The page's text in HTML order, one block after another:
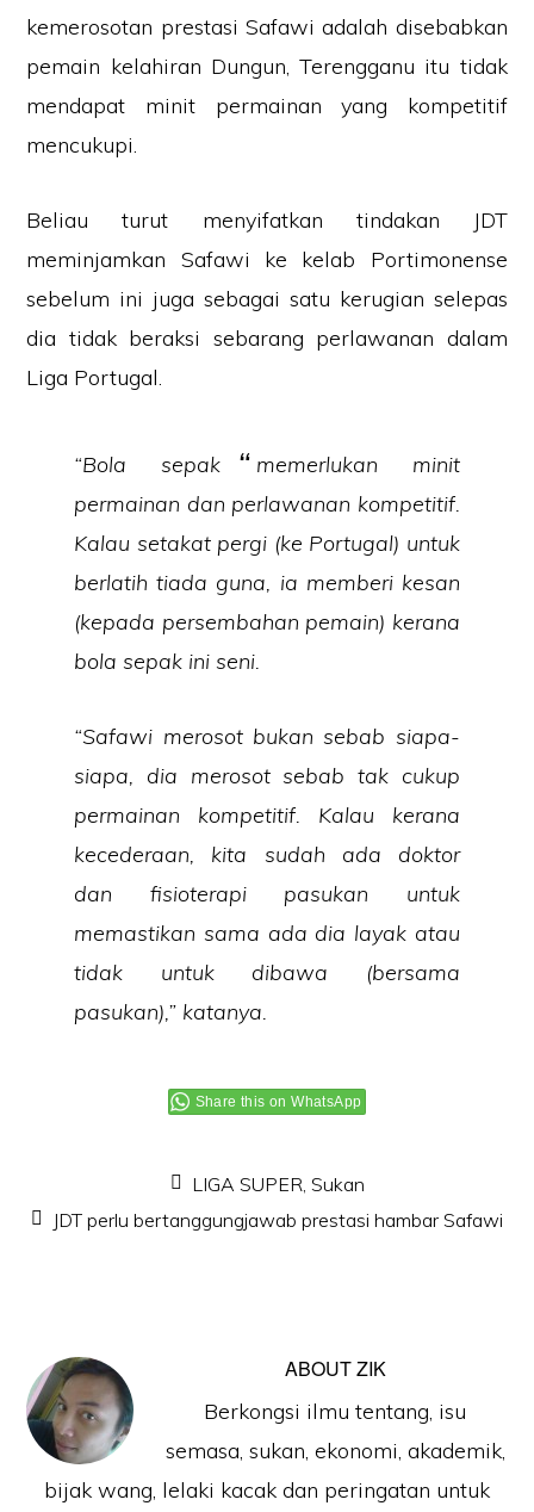
kemerosotan prestasi Safawi adalah disebabkan
pemain kelahiran Dungun, Terengganu itu tidak
mendapat minit permainan yang kompetitif
mencukupi.
Beliau turut menyifatkan tindakan JDT
meminjamkan Safawi ke kelab Portimonense
sebelum ini juga sebagai satu kerugian selepas
dia tidak beraksi sebarang perlawanan dalam
Liga Portugal.
“Bola sepak memerlukan minit
permainan dan perlawanan kompetitif.
Kalau setakat pergi (ke Portugal) untuk
berlatih tiada guna, ia memberi kesan
(kepada persembahan pemain) kerana
bola sepak ini seni.
“Safawi merosot bukan sebab siapa-
siapa, dia merosot sebab tak cukup
permainan kompetitif. Kalau kerana
kecederaan, kita sudah ada doktor
dan fisioterapi pasukan untuk
memastikan sama ada dia layak atau
tidak untuk dibawa (bersama
pasukan),” katanya.
Share this on WhatsApp
LIGA SUPER, Sukan
JDT perlu bertanggungjawab prestasi hambar Safawi
ABOUTZIK
Berkongsi ilmu tentang, isu
semasa, sukan, ekonomi, akademik,
bijak wang, lelaki kacak dan peringatan untuk